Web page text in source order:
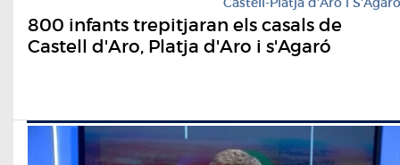
800 infants trepitjaran els casals de
Castell d'Aro, Platja d'Aro i s'Agaró